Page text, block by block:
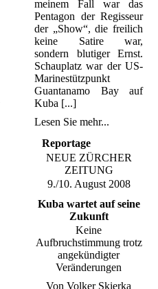
meinem Fall war das
Pentagon der Regisseur
der „Show“, die freilich
keine Satire war,
sondern blutiger Ernst.
Schauplatz war der US-
Marinestützpunkt
Guantanamo Bay auf
Kuba [...]
Lesen Sie mehr...
Reportage
NEUE ZÜRCHER
ZEITUNG
9./10. August 2008
Kuba wartet auf seine
Zukunft
Keine
Aufbruchstimmung trotz
angekündigter
Veränderungen
Von Volker Skierka